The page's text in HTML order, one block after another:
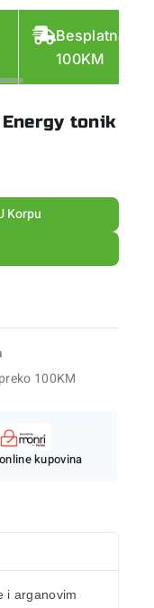
Besplatna
100KM
Energy tonik
Korpu
100KM
kupovina
i arganovim